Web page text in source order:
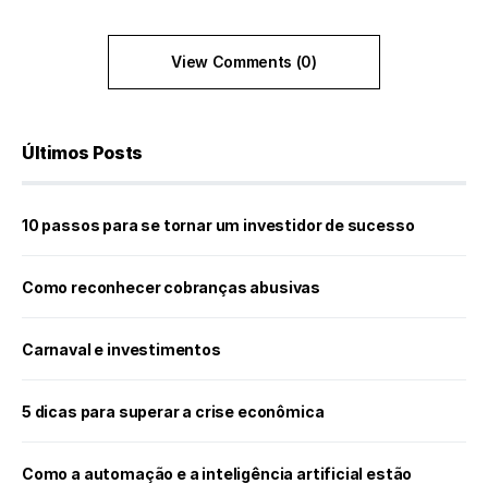
View Comments (0)
Últimos Posts
10 passos para se tornar um investidor de sucesso
Como reconhecer cobranças abusivas
Carnaval e investimentos
5 dicas para superar a crise econômica
Como a automação e a inteligência artificial estão